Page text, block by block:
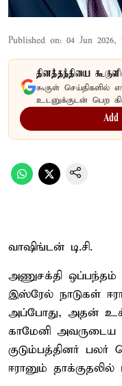
Published on: 04 Jun 2026,
தினத்தந்தியை
கூகுள் செய்திகளில்
உடனுக்குடன் பெற
Add
வாஷிங்டன் டி.சி.
அணுசக்தி ஒப்பந்தம்
இஸ்ரேல் நாடுகள்
அப்போது, அதன்
காமேனி
குடும்பத்தினர் பலர்
ஈரானும் தாக்குதலில்